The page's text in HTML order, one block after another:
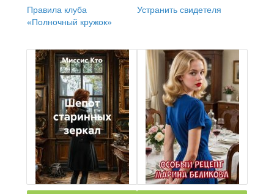
Правила клуба
«Полночный кружок»
Устранить свидетеля